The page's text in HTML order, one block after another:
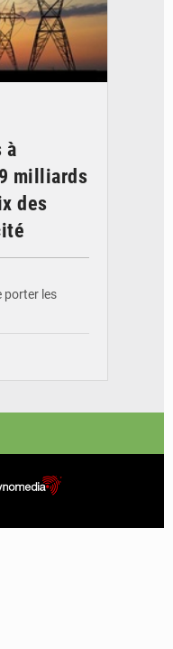
à
milliards
des
porter les